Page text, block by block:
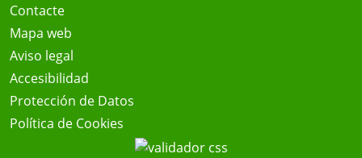
Contacte
Mapa web
Aviso legal
Accesibilidad
Protección de Datos
Política de Cookies